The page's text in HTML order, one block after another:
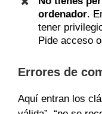
ordenador.
tener
Pide acceso
Errores de
Aquí entran los